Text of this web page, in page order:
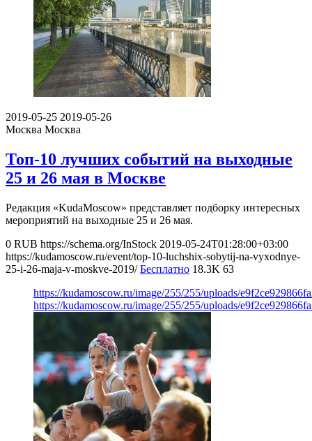
2019-05-25 2019-05-26
Москва Москва
Топ-10 лучших событий на выходные
25 и 26 мая в Москве
Редакция «KudaMoscow» представляет подборку интересных
мероприятий на выходные 25 и 26 мая.
0 RUB https://schema.org/InStock 2019-05-24T01:28:00+03:00
https://kudamoscow.ru/event/top-10-luchshix-sobytij-na-vyxodnye-
25-i-26-maja-v-moskve-2019/ Бесплатно 18.3K 63
https://kudamoscow.ru/image/255/255/uploads/
https://kudamoscow.ru/image/255/255/uploads/